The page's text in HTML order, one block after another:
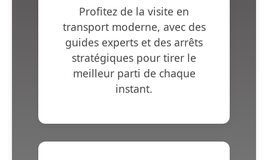
Profitez de la visite en
transport moderne, avec des
guides experts et des arrêts
stratégiques pour tirer le
meilleur parti de chaque
instant.